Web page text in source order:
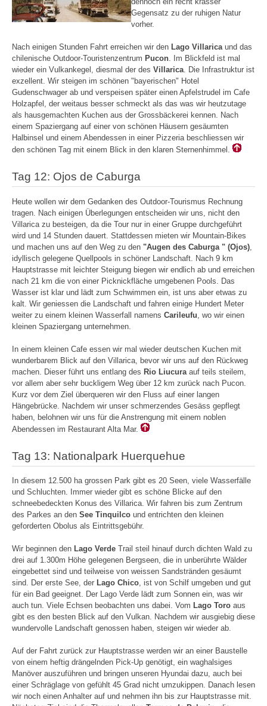
Gegensatz zu der ruhigen Natur
vorher.
Nach einigen Stunden Fahrt erreichen wir den Lago Villaricaund das
chilenische Outdoor-Touristenzentrum Pucon. Im Blickfeld ist mal
wieder ein Vulkankegel, diesmal der des Villarica. Die Infrastruktur ist
exzellent. Wir steigen im schönen "bayerischen" Hotel
Gudenschwager ab und verspeisen später einen Apfelstrudel im Cafe
Holzapfel, der weitaus besser schmeckt als das was wir heutzutage
als hausgemachten Kuchen aus der Grossbäckerei kennen. Nach
einem Spaziergang auf einer von schönen Häusern gesäumten
Halbinsel und einem Abendessen in einer Pizzeria beschliessen wir
den schönen Tag mit einem Blick in den klaren Sternenhimmel.
Tag 12: Ojos de Caburga
Heute wollen wir dem Gedanken des Outdoor-Tourismus Rechnung
tragen. Nach einigen Überlegungen entscheiden wir uns, nicht den
Villarica zu besteigen, da die Tour nur in einer Gruppe durchgeführt
wird und 14 Stunden dauert. Stattdessen mieten wir Mountain-Bikes
und machen uns auf den Weg zu den "Augen des Caburga " (Ojos)
idyllisch gelegene Quellpools in schöner Landschaft. Nach 9 km
Hauptstrasse mit leichter Steigung biegen wir endlich ab und erreichen
nach 21 km die von einer Picknickfläche umgebenen Pools. Das
Wasser ist klar und lädt zum Schwimmen ein, ist uns aber etwas zu
kalt. Wir geniessen die Landschaft und fahren einige Hundert Meter
weiter zu einem kleinen Wasserfall namens Carileufu , wo wir einen
kleinen Spaziergang unternehmen.
In einem kleinen Cafe essen wir mal wieder deutschen Kuchen mit
wunderbarem Blick auf den Villarica, bevor wir uns auf den Rückweg
machen. Dieser führt uns entlang des Rio Liucura auf teils steilem,
vor allem aber sehr buckligem Weg über 12 km zurück nach Pucon.
Kurz vor dem Ziel überqueren wir den Fluss auf einer langen
Hängebrücke. Nachdem wir unser schmerzendes Gesäss gepflegt
haben, belohnen wir uns für die Anstrengung mit einem noblen
Abendessen im Restaurant Alta Mar.
Tag 13: Nationalpark Huerquehue
In diesem 12.500 ha grossen Park gibt es 20 Seen, viele Wasserfälle
und Schluchten. Immer wieder gibt es schöne Blicke auf den
schneebedeckten Konus des Villarica. Wir fahren bis zum Zentrum
des Parkes an den See Tinquilco und entrichten den kleinen
geforderten Obolus als Eintrittsgebühr.
Wir beginnen den Lago Verde Trail steil hinauf durch dichten Wald zu
drei auf 1.300m Höhe gelegenen Bergseen, die in unberührte Wälder
eingebettet sind und teilweise von weissen Sandstränden gesäumt
sind. Der erste See, der Lago Chico, ist von Schilf umgeben und gut
für ein Bad geeignet. Der Lago Verde lädt zum Sonnen ein, was wir
auch tun. Viele Echsen beobachten uns dabei. Vom Lago Toro aus
gibt es den besten Blick auf den Vulkan. Nachdem wir ausgiebig diese
wundervolle Landschaft genossen haben, steigen wir wieder ab.
Auf der Fahrt zurück zur Hauptstrasse werden wir an einer Baustelle
von einem heftig drängelnden Pick-Up genötigt, ein waghalsiges
Manöver auszuführen und bringen unseren Hyundai dazu, auch bei
einer Schräglage von gefühlt 45 Grad nicht umzukippen. Danach lesen
wir noch einen Anhalter auf und nehmen ihn bis zur Hauptstrasse mit.